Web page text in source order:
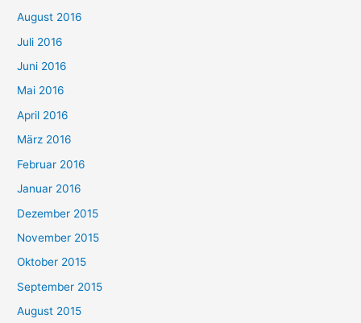
August 2016
Juli 2016
Juni 2016
Mai 2016
April 2016
März 2016
Februar 2016
Januar 2016
Dezember 2015
November 2015
Oktober 2015
September 2015
August 2015